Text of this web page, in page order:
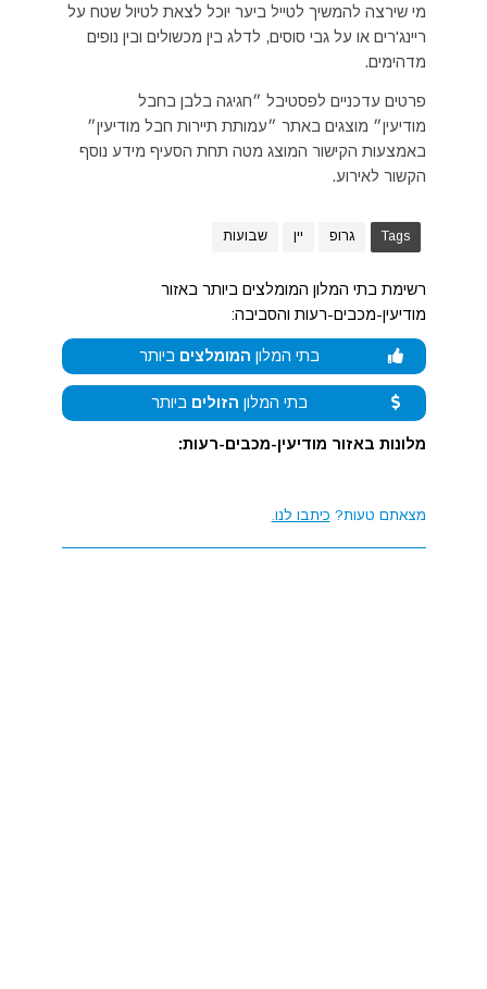
מי שירצה להמשיך לטייל ביער יוכל לצאת לטיול שטח על
ריינג'רים או על גבי סוסים, לדלג בין מכשולים ובין נופים
מדהימים.
פרטים עדכניים לפסטיבל ״חגיגה בלבן בחבל
מודיעין״ מוצגים באתר ״עמותת תיירות חבל מודיעין״
באמצעות הקישור המוצג מטה תחת הסעיף מידע נוסף
הקשור לאירוע.
Tags גרופ יין שבועות
רשימת בתי המלון המומלצים ביותר באזור
מודיעין-מכבים-רעות והסביבה:
בתי המלון המומלצים ביותר
בתי המלון הזולים ביותר
מלונות באזור מודיעין-מכבים-רעות:
מצאתם טעות? כיתבו לנו.